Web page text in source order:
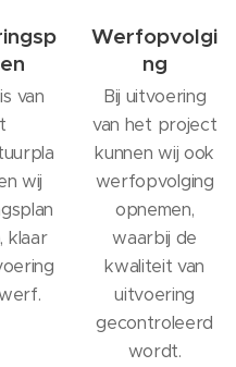
van
wij
klaar
Werfopvolgi
ng
Bij uitvoering
van het project
kunnen wij ook
werfopvolging
opnemen,
waarbij de
kwaliteit van
uitvoering
gecontroleerd
wordt.